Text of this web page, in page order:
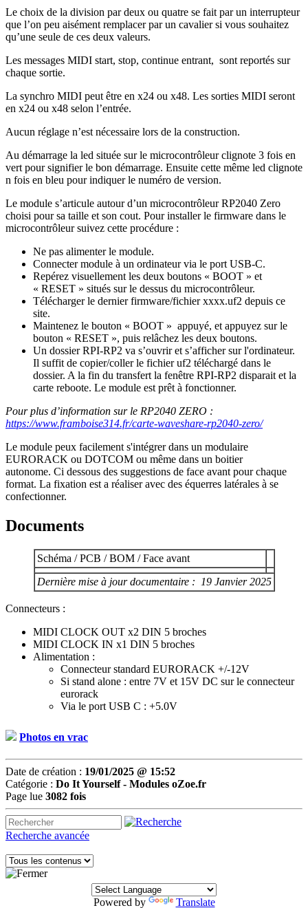
Le choix de la division par deux ou quatre se fait par un interrupteur
que l’on peu aisément remplacer par un cavalier si vous souhaitez
qu’une seule de ces deux valeurs.
Les messages MIDI start, stop, continue entrant, sont reportés sur
chaque sortie.
La synchro MIDI peut être en x24 ou x48. Les sorties MIDI seront
en x24 ou x48 selon l’entrée.
Aucun réglage n’est nécessaire lors de la construction.
Au démarrage la led située sur le microcontrôleur clignote 3 fois en
vert pour signifier le bon démarrage. Ensuite cette même led clignote
n fois en bleu pour indiquer le numéro de version.
Le module s’articule autour d’un microcontrôleur RP2040 Zero
choisi pour sa taille et son cout. Pour installer le firmware dans le
microcontrôleur suivez cette procédure :
Ne pas alimenter le module.
Connecter module à un ordinateur via le port USB-C.
Repérez visuellement les deux boutons « BOOT » et
« RESET » situés sur le dessus du microcontrôleur.
Télécharger le dernier firmware/fichier xxxx.uf2 depuis ce
site.
Maintenez le bouton « BOOT » appuyé, et appuyez sur le
bouton « RESET », puis relâchez les deux boutons.
Un dossier RPI-RP2 va s’ouvrir et s’afficher sur l'ordinateur.
Il suffit de copier/coller le fichier uf2 téléchargé dans le
dossier. A la fin du transfert la fenêtre RPI-RP2 disparait et la
carte reboote. Le module est prêt à fonctionner.
Pour plus d’information sur le RP2040 ZERO :
https://www.framboise314.fr/carte-waveshare-rp2040-zero/
Le module peux facilement s'intégrer dans un modulaire
EURORACK ou DOTCOM ou même dans un boitier
autonome. Ci dessous des suggestions de face avant pour chaque
format. La fixation est a réaliser avec des équerres latérales à se
confectionner.
Documents
Schéma / PCB / BOM / Face avant
Dernière mise à jour documentaire : 19 Janvier 2025
Connecteurs :
MIDI CLOCK OUT x2 DIN 5 broches
MIDI CLOCK IN x1 DIN 5 broches
Alimentation :
Connecteur standard EURORACK +/-12V
Si stand alone : entre 7V et 15V DC sur le connecteur
eurorack
Via le port USB C : +5.0V
Photos en vrac
Date de création : 19/01/2025 @ 15:52
Catégorie : Do It Yourself - Modules oZoe.fr
Page lue 3082 fois
Recherche avancée
Powered by Translate